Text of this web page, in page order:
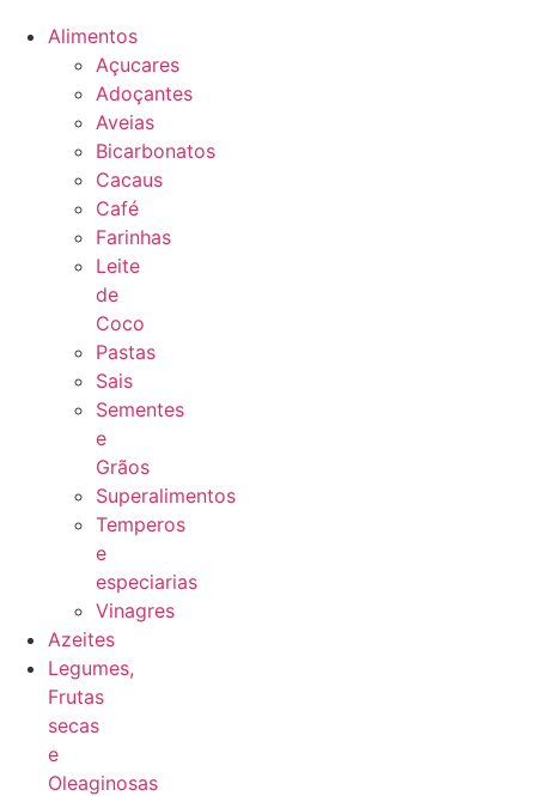
Alimentos
Açucares
Adoçantes
Aveias
Bicarbonatos
Cacaus
Café
Farinhas
Leite
de
Coco
Pastas
Sais
Sementes
e
Grãos
Superalimentos
Temperos
e
especiarias
Vinagres
Azeites
Legumes,
Frutas
secas
e
Oleaginosas